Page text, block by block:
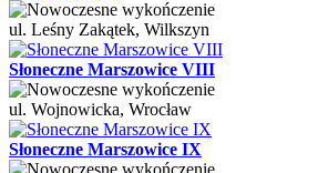
ul. Leśny Zakątek, Wilkszyn
Słoneczne Marszowice VIII
ul. Wojnowicka, Wrocław
Słoneczne Marszowice IX